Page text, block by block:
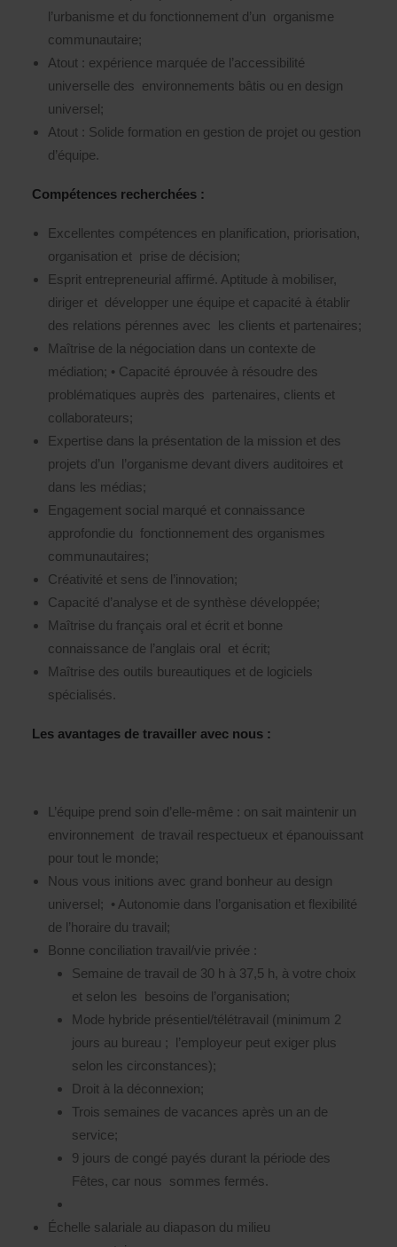
l’urbanisme et du fonctionnement d’un organisme
communautaire;
Atout : expérience marquée de l’accessibilité
universelle des environnements bâtis ou en design
universel;
Atout : Solide formation en gestion de projet ou gestion
d’équipe.
Compétences recherchées :
Excellentes compétences en planification, priorisation,
organisation et prise de décision;
Esprit entrepreneurial affirmé. Aptitude à mobiliser,
diriger et développer une équipe et capacité à établir
des relations pérennes avec les clients et partenaires;
Maîtrise de la négociation dans un contexte de
médiation; • Capacité éprouvée à résoudre des
problématiques auprès des partenaires, clients et
collaborateurs;
Expertise dans la présentation de la mission et des
projets d’un l’organisme devant divers auditoires et
dans les médias;
Engagement social marqué et connaissance
approfondie du fonctionnement des organismes
communautaires;
Créativité et sens de l’innovation;
Capacité d’analyse et de synthèse développée;
Maîtrise du français oral et écrit et bonne
connaissance de l’anglais oral et écrit;
Maîtrise des outils bureautiques et de logiciels
spécialisés.
Les avantages de travailler avec nous :
L’équipe prend soin d’elle-même : on sait maintenir un
environnement de travail respectueux et épanouissant
pour tout le monde;
Nous vous initions avec grand bonheur au design
universel; • Autonomie dans l’organisation et flexibilité
de l’horaire du travail;
Bonne conciliation travail/vie privée :
Semaine de travail de 30 h à 37,5 h, à votre choix
et selon les besoins de l’organisation;
Mode hybride présentiel/télétravail (minimum 2
jours au bureau ; l’employeur peut exiger plus
selon les circonstances);
Droit à la déconnexion;
Trois semaines de vacances après un an de
service;
9 jours de congé payés durant la période des
Fêtes, car nous sommes fermés.
Échelle salariale au diapason du milieu